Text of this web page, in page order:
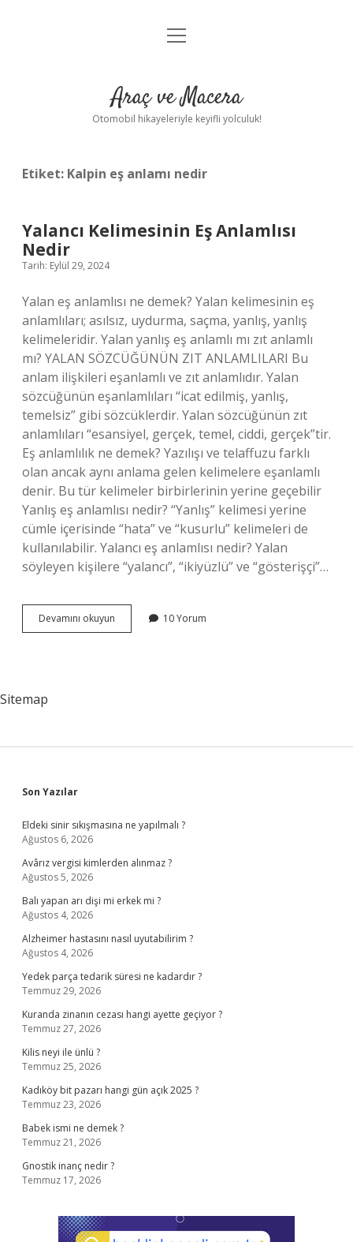
Anasayfa
Yasal Uyarı
menüyü
Araç ve Macera
Otomobil hikayeleriyle keyifli yolculuk!
Etiket: Kalpin eş anlamı nedir
Yalancı Kelimesinin Eş Anlamlısı
Nedir
Tarih: Eylül 29, 2024
Yalan eş anlamlısı ne demek? Yalan kelimesinin eş
anlamlıları; asılsız, uydurma, saçma, yanlış, yanlış
kelimeleridir. Yalan yanlış eş anlamlı mı zıt anlamlı
mı? YALAN SÖZCÜĞÜNÜN ZIT ANLAMLILARI Bu
anlam ilişkileri eşanlamlı ve zıt anlamlıdır. Yalan
sözcüğünün eşanlamlıları “icat edilmiş, yanlış,
temelsiz” gibi sözcüklerdir. Yalan sözcüğünün zıt
anlamlıları “esansiyel, gerçek, temel, ciddi, gerçek”tir.
Eş anlamlılık ne demek? Yazılışı ve telaffuzu farklı
olan ancak aynı anlama gelen kelimelere eşanlamlı
denir. Bu tür kelimeler birbirlerinin yerine geçebilir
Yanlış eş anlamlısı nedir? “Yanlış” kelimesi yerine
cümle içerisinde “hata” ve “kusurlu” kelimeleri de
kullanılabilir. Yalancı eş anlamlısı nedir? Yalan
söyleyen kişilere “yalancı”, “ikiyüzlü” ve “gösterişçi”…
Devamını okuyun
Kelimesinin
10 Yorum
Sitemap
Sidebar
Son Yazılar
Eldeki sinir sıkışmasına ne yapılmalı ?
Ağustos 6, 2026
Avârız vergisi kimlerden alınmaz ?
Ağustos 5, 2026
Balı yapan arı dişi mi erkek mi ?
Ağustos 4, 2026
Alzheimer hastasını nasıl uyutabilirim ?
Ağustos 4, 2026
Yedek parça tedarik süresi ne kadardır ?
Temmuz 29, 2026
Kuranda zinanın cezası hangi ayette geçiyor ?
Temmuz 27, 2026
Kilis neyi ile ünlü ?
Temmuz 25, 2026
Kadıköy bit pazarı hangi gün açık 2025 ?
Temmuz 23, 2026
Babek ismi ne demek ?
Temmuz 21, 2026
Gnostik inanç nedir ?
Temmuz 17, 2026